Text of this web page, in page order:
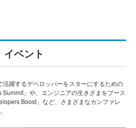
イベント
躍するデベロッパーをスターにするための
」や、エンジニアの生きざまをブース
Boost」など、さまざまなカンファレ